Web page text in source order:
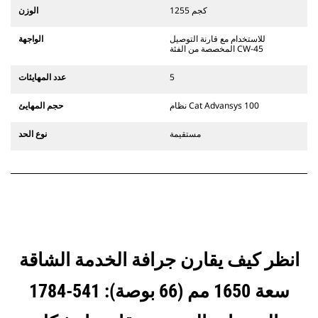
يستخدم مفصلات قارنة التوصيل السريعة
تتوفر قارنات التوصيل المخصصة من
الوزن 1255 كجم
الواجهة
للاستخدام مع قارنة التوصيل
المخصصة من الفئة CW-45
عدد المهايئات 5
حجم المهايئ نظام Cat Advansys 100
نوع الحد مستقيمة
انظر كيف يقارن جرافة الخدمة الشاقة
سعة 1650 مم (66 بوصة): 541-1784